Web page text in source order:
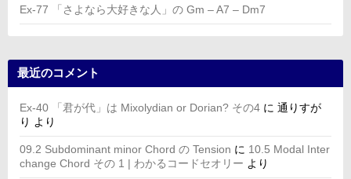
Ex-77 「さよなら大好きな人」の Gm – A7 – Dm7
最近のコメント
Ex-40 「君が代」は Mixolydian or Dorian? その4 に 通りすが
り より
09.2 Subdominant minor Chord の Tension に 10.5 Modal Inter
change Chord その 1 | わかるコードセオリー より